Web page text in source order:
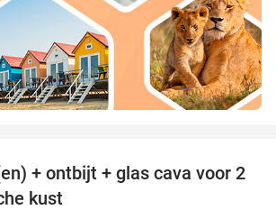
36%
+ ontbijt + glas cava voor 2
kust